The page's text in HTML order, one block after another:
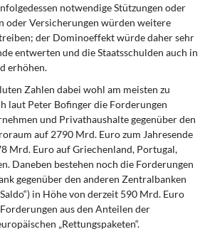
notwendige Stützungen oder
oder Versicherungen würden weitere
der Dominoeffekt würde daher sehr
entwerten und die Staatsschulden auch in
erhöhen.
Zahlen dabei wohl am meisten zu
laut Peter Bofinger die Forderungen
und Privathaushalte gegenüber den
auf 2790 Mrd. Euro zum Jahresende
Mrd. Euro auf Griechenland, Portugal,
Daneben bestehen noch die Forderungen
gegenüber den anderen Zentralbanken
in Höhe von derzeit 590 Mrd. Euro
aus den Anteilen der
„Rettungspaketen“.